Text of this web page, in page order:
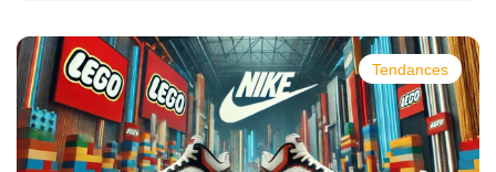
Tendances